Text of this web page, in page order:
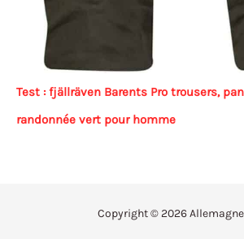
Test : fjällräven Barents Pro trousers,
randonnée vert pour homme
Copyright © 2026